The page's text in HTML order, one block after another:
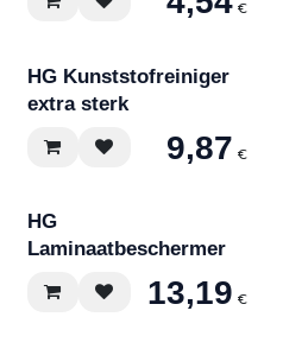
€
HG Kunststofreiniger
extra sterk
9,87 €
HG
Laminaatbeschermer
13,19 €